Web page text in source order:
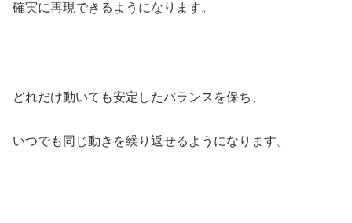
確実に再現できるようになります。
どれだけ動いても安定したバランスを保ち、
いつでも同じ動きを繰り返せるようになります。